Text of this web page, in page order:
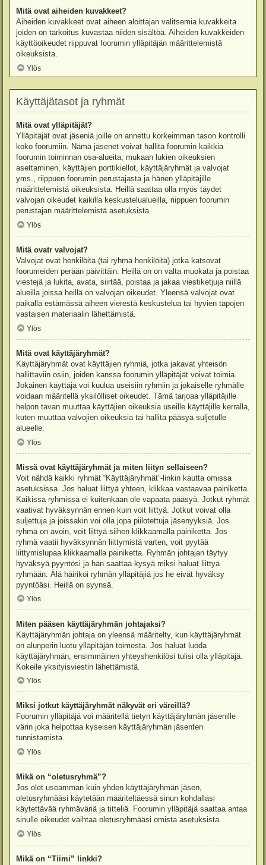
Mitä ovat aiheiden kuvakkeet?
Aiheiden kuvakkeet ovat aiheen aloittajan valitsemia kuvakkeita
joiden on tarkoitus kuvastaa niiden sisältöä. Aiheiden kuvakkeiden
käyttöoikeudet riippuvat foorumin ylläpitäjän määrittelemistä
oikeuksista.
Ylös
Käyttäjätasot ja ryhmät
Mitä ovat ylläpitäjät?
Ylläpitäjät ovat jäseniä joille on annettu korkeimman tason kontrolli
koko foorumiin. Nämä jäsenet voivat hallita foorumin kaikkia
foorumin toiminnan osa-alueita, mukaan lukien oikeuksien
asettaminen, käyttäjien porttikiellot, käyttäjäryhmät ja valvojat
yms., riippuen foorumin perustajasta ja hänen ylläpitäjille
määrittelemistä oikeuksista. Heillä saattaa olla myös täydet
valvojan oikeudet kaikilla keskustelualueilla, riippuen foorumin
perustajan määrittelemistä asetuksista.
Ylös
Mitä ovatr valvojat?
Valvojat ovat henkilöitä (tai ryhmä henkilöitä) jotka katsovat
foorumeiden perään päivittäin. Heillä on on valta muokata ja poistaa
viestejä ja lukita, avata, siirtää, poistaa ja jakaa viestiketjuja niillä
alueilla joissa heillä on valvojan oikeudet. Yleensä valvojat ovat
paikalla estämässä aiheen vierestä keskustelua tai hyvien tapojen
vastaisen materiaalin lähettämistä.
Ylös
Mitä ovat käyttäjäryhmät?
Käyttäjäryhmät ovat käyttäjien ryhmiä, jotka jakavat yhteisön
hallittaviin osiin, joiden kanssa foorumin ylläpitäjät voivat toimia.
Jokainen käyttäjä voi kuulua useisiin ryhmiin ja jokaiselle ryhmälle
voidaan määritellä yksilölliset oikeudet. Tämä tarjoaa ylläpitäjille
helpon tavan muuttaa käyttäjien oikeuksia useille käyttäjille kerralla,
kuten muuttaa valvojien oikeuksia tai hallita pääsyä suljetulle
alueelle.
Ylös
Missä ovat käyttäjäryhmät ja miten liityn sellaiseen?
Voit nähdä kaikki ryhmät “Käyttäjäryhmät”-linkin kautta omissa
asetuksissa. Jos haluat liittyä yhteen, klikkaa vastaavaa painiketta.
Kaikissa ryhmissä ei kuitenkaan ole vapaata pääsyä. Jotkut ryhmät
vaativat hyväksynnän ennen kuin voit liittyä. Jotkut voivat olla
suljettuja ja joissakin voi olla jopa piilotettuja jäsenyyksiä. Jos
ryhmä on avoin, voit liittyä siihen klikkaamalla painiketta. Jos
ryhmä vaatii hyväksynnän liittymistä varten, voit pyytää
liittymislupaa klikkaamalla painiketta. Ryhmän johtajan täytyy
hyväksyä pyyntösi ja hän saattaa kysyä miksi haluat liittyä
ryhmään. Älä häiriköi ryhmän ylläpitäjiä jos he eivät hyväksy
pyyntöäsi. Heillä on syynsä.
Ylös
Miten pääsen käyttäjäryhmän johtajaksi?
Käyttäjäryhmän johtaja on yleensä määritelty, kun käyttäjäryhmät
on alunperin luotu ylläpitäjän toimesta. Jos haluat luoda
käyttäjäryhmän, ensimmäinen yhteyshenkilösi tulisi olla ylläpitäjä.
Kokeile yksityisviestin lähettämistä.
Ylös
Miksi jotkut käyttäjäryhmät näkyvät eri väreillä?
Foorumin ylläpitäjä voi määritellä tietyn käyttäjäryhmän jäsenille
värin joka helpottaa kyseisen käyttäjäryhmän jäsenten
tunnistamista.
Ylös
Mikä on “oletusryhmä”?
Jos olet useamman kuin yhden käyttäjäryhmän jäsen,
oletusryhmääsi käytetään määriteltäessä sinun kohdallasi
käytettävää ryhmäväriä ja titteliä. Foorumin ylläpitäjä saattaa antaa
sinulle oikeudet vaihtaa oletusryhmääsi omista asetuksista.
Ylös
Mikä on “Tiimi” linkki?